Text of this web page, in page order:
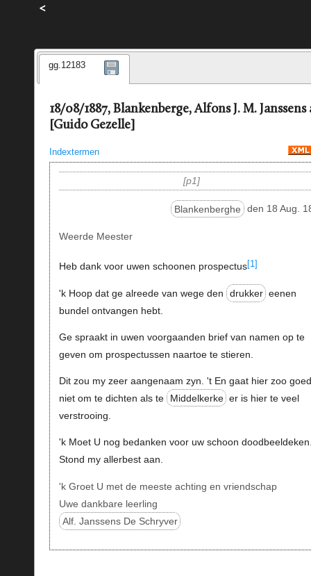
<
gg.12183
18/08/1887, Blankenberge, Alfons J. M. Janssens
[Guido Gezelle]
Indextermen
p1
Blankenberghe den 18 Aug.
Weerde Meester
Heb dank voor uwen schoonen prospectus[1]
'k Hoop dat ge alreede van wege den drukker eenen
bundel ontvangen hebt.
Ge spraakt in uwen voorgaanden brief van namen op te
geven om prospectussen naartoe te stieren.
Dit zou my zeer aangenaam zyn. 't En gaat hier zoo goed
niet om te dichten als te
Middelkerke er is hier te veel
verstrooing.
'k Moet U nog bedanken voor uw schoon
Stond my allerbest aan.
'k Groet U met de meeste achting en vriendschap
Uwe dankbare leerling
Alf. Janssens De Schryver